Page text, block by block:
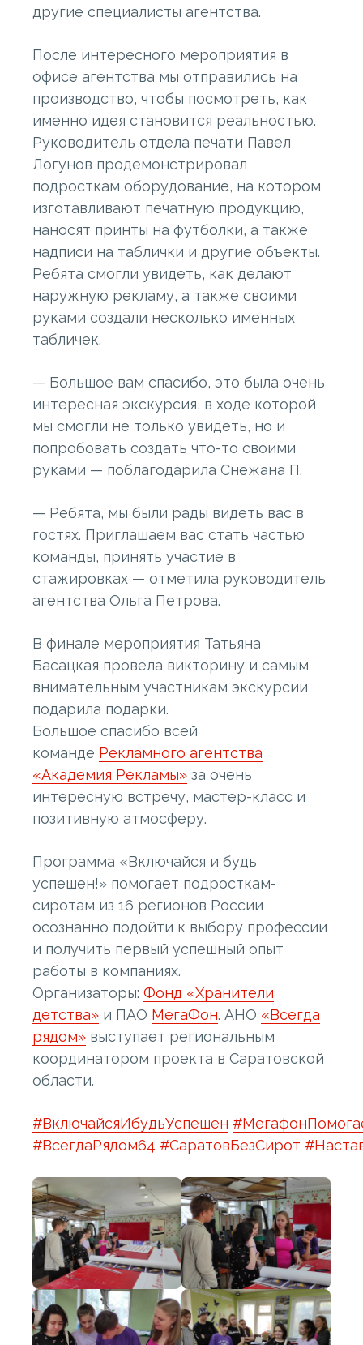
другие специалисты агентства.
После интересного мероприятия в
офисе агентства мы отправились на
производство, чтобы посмотреть, как
именно идея становится реальностью.
Руководитель отдела печати Павел
Логунов продемонстрировал
подросткам оборудование, на котором
изготавливают печатную продукцию,
наносят принты на футболки, а также
надписи на таблички и другие объекты.
Ребята смогли увидеть, как делают
наружную рекламу, а также своими
руками создали несколько именных
табличек.
— Большое вам спасибо, это была очень
интересная экскурсия, в ходе которой
мы смогли не только увидеть, но и
попробовать создать что-то своими
руками — поблагодарила Снежана П.
— Ребята, мы были рады видеть вас в
гостях. Приглашаем вас стать частью
команды, принять участие в
стажировках — отметила руководитель
агентства Ольга Петрова.
В финале мероприятия Татьяна
Басацкая провела викторину и самым
внимательным участникам экскурсии
подарила подарки.
Большое спасибо всей
команде Рекламного агентства
«Академия Рекламы» за очень
интересную встречу, мастер-класс и
позитивную атмосферу.
Программа «Включайся и будь
успешен!» помогает подросткам-
сиротам из 16 регионов России
осознанно подойти к выбору профессии
и получить первый успешный опыт
работы в компаниях.
Организаторы: Фонд «Хранители
детства» и ПАО МегаФон. АНО «Всегда
рядом» выступает региональным
координатором проекта в Саратовской
области.
#ВключайсяИбудьУспешен
#ВсегдаРядом64 #СаратовБезСирот